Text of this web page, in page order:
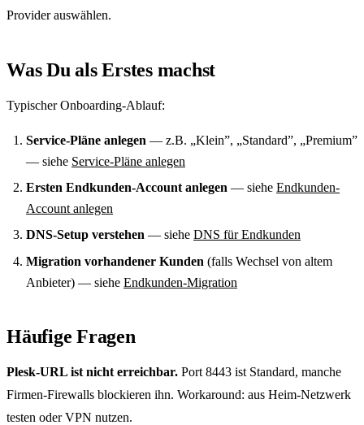
Provider auswählen.
Was Du als Erstes machst
Typischer Onboarding-Ablauf:
Service-Pläne anlegen — z.B. „Klein”, „Standard”, „Premium”
— siehe Service-Pläne anlegen
Ersten Endkunden-Account anlegen — siehe Endkunden-
Account anlegen
DNS-Setup verstehen — siehe DNS für Endkunden
Migration vorhandener Kunden (falls Wechsel von altem
Anbieter) — siehe Endkunden-Migration
Häufige Fragen
Plesk-URL ist nicht erreichbar. Port 8443 ist Standard, manche
Firmen-Firewalls blockieren ihn. Workaround: aus Heim-Netzwerk
testen oder VPN nutzen.